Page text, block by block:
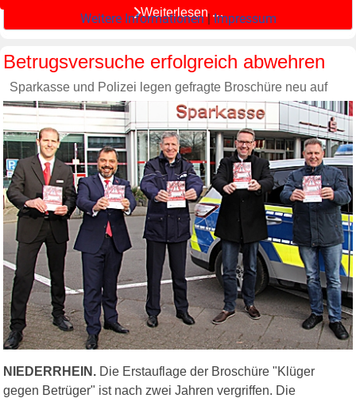
Weiterlesen …
Betrugsversuche erfolgreich abwehren
Sparkasse und Polizei legen gefragte Broschüre neu auf
NIEDERRHEIN. Die Erstauflage der Broschüre "Klüger
gegen Betrüger" ist nach zwei Jahren vergriffen. Die
Weitere Informationen|Impressum